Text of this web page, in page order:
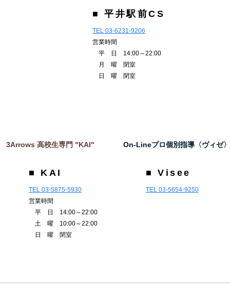
■ 平井駅前CS
TEL 03-6231-9206
営業時間
平 日 14:00～22:00
月 曜 閉室
日 曜 閉室
3Arrows 高校生専門 "KAI"
■ KAI
TEL 03-5875-5930
営業時間
平 日 14:00～22:00
土 曜 10:00～22:00
日 曜 閉室
On-Lineプロ個別指導〈ヴィゼ〉
■ Visee
TEL 03-5654-9250